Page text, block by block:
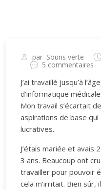
par Souris verte
5 commentaires
J’ai travaillé jusqu’à
d’informatique
Mon travail s’écartait
aspirations de base
lucratives.
J’étais mariée et avais
3 ans. Beaucoup ont
travailler pour pouvoir
cela m’irritait. Bien sûr,